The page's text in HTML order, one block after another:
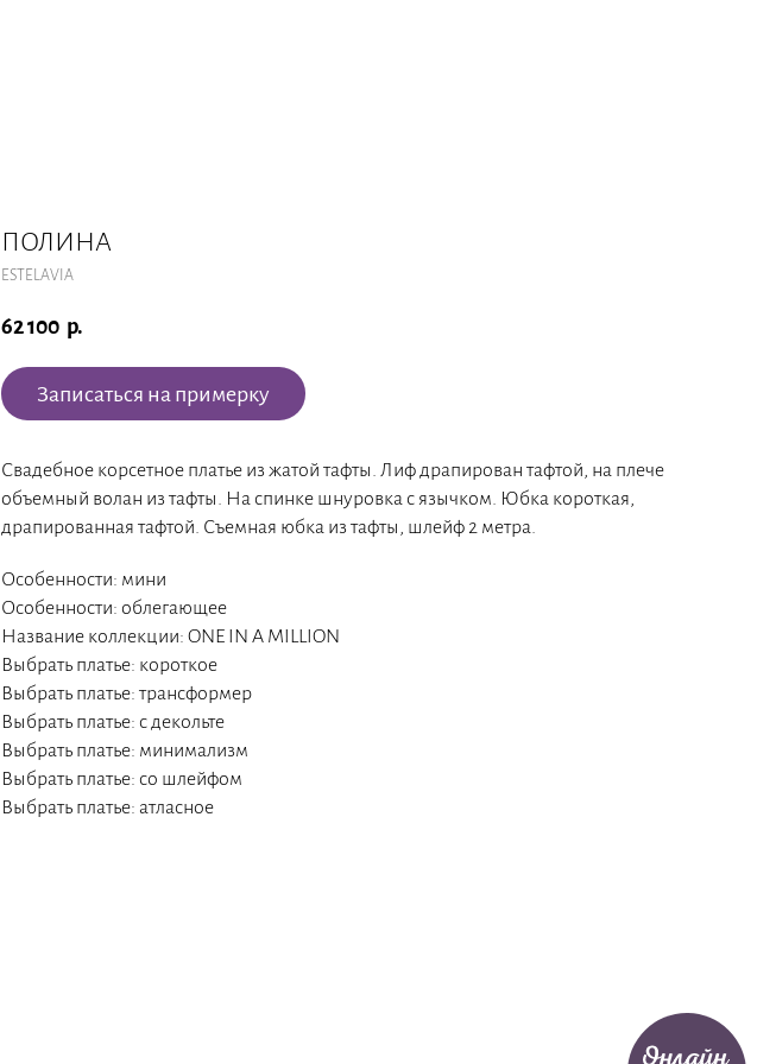
ПОЛИНА
ESTELAVIA
62 100 р.
Записаться на примерку
Свадебное корсетное платье из жатой тафты. Лиф драпирован тафтой, на плече
объемный волан из тафты. На спинке шнуровка с язычком. Юбка короткая,
драпированная тафтой. Съемная юбка из тафты, шлейф 2 метра.
Особенности: мини
Особенности: облегающее
Название коллекции: ONE IN A MILLION
Выбрать платье: короткое
Выбрать платье: трансформер
Выбрать платье: с декольте
Выбрать платье: минимализм
Выбрать платье: со шлейфом
Выбрать платье: атласное